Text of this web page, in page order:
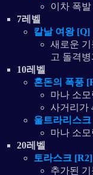
이차 폭
7레벨
칼날 여왕 [Q]
새로운
고 돌격
10레벨
혼돈의 폭풍
마나 소
사거리가
울트라리스
마나 소
20레벨
토라스크 [R2]
추가된